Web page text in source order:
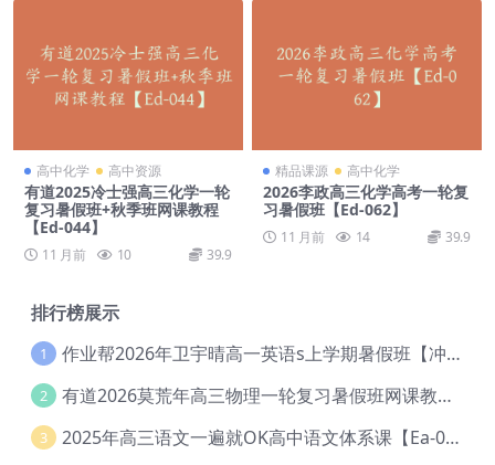
高中化学 高中资源
有道2025冷士强高三化学一轮
复习暑假班+秋季班网课教程
【Ed-044】
11 月前 10 39.9
精品课源 高中化学
2026李政高三化学高考一轮复
习暑假班【Ed-062】
11 月前 14 39.9
排行榜展示
1 作业帮2026年卫宇晴高一英语s上学期暑假班【冲顶班】【Ec-003】
2 有道2026莫荒年高三物理一轮复习暑假班网课教程【Ef-044】
3 2025年高三语文一遍就OK高中语文体系课【Ea-028】